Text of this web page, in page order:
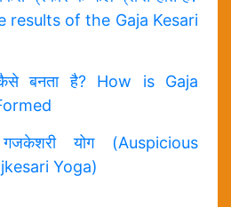
results of the Gaja Kesari
बनता है? How is Gaja
योग (Auspicious
Yoga)